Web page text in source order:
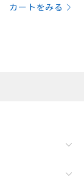
カートをみる